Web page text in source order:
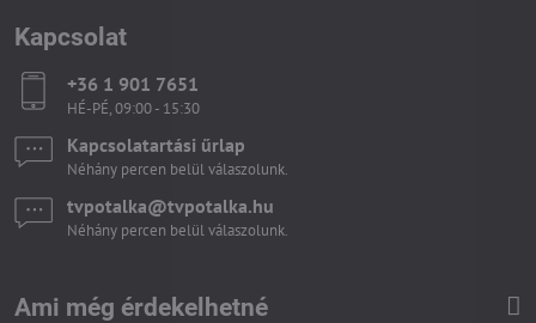
Kapcsolat
+36 1 901 7651
HÉ-PÉ, 09:00 - 15:30
Kapcsolatartási űrlap
Néhány percen belül válaszolunk.
tvpotalka​@tvpotalka​.hu
Néhány percen belül válaszolunk.
Ami még érdekelhetné